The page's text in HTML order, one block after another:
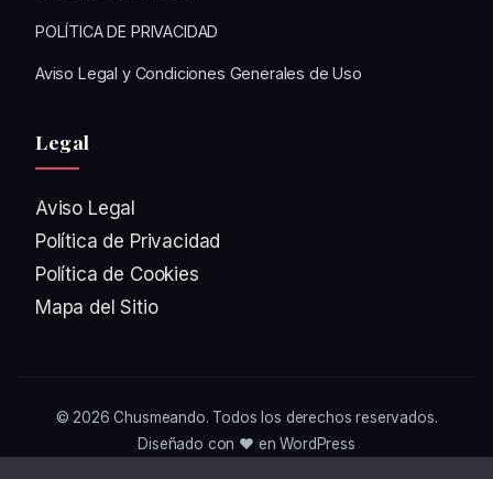
POLÍTICA DE PRIVACIDAD
Aviso Legal y Condiciones Generales de Uso
Legal
Aviso Legal
Política de Privacidad
Política de Cookies
Mapa del Sitio
© 2026Chusmeando. Todos los derechos reservados.
Diseñado con ❤️ en WordPress